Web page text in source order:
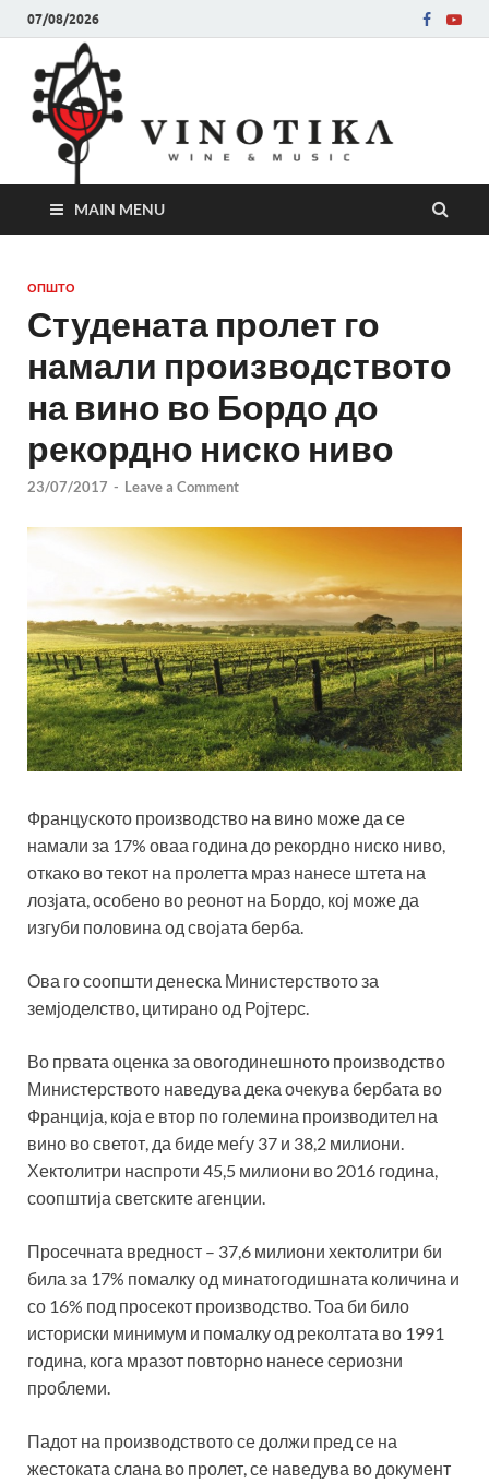
07/08/2026
MAIN MENU
ОПШТО
Студената пролет го
намали производството
на вино во Бордо до
рекордно ниско ниво
23/07/2017 - Leave a Comment
Француското производство на вино може да се
намали за 17% оваа година до рекордно ниско ниво,
откако во текот на пролетта мраз нанесе штета на
лозјата, особено во реонот на Бордо, кој може да
изгуби половина од својата берба.
Ова го соопшти денеска Министерството за
земјоделство, цитирано од Ројтерс.
Во првата оценка за овогодинешното производство
Министерството наведува дека очекува бербата во
Франција, која е втор по големина производител на
вино во светот, да биде меѓу 37 и 38,2 милиони.
Хектолитри наспроти 45,5 милиони во 2016 година,
соопштија светските агенции.
Просечната вредност – 37,6 милиони хектолитри би
била за 17% помалку од минатогодишната количина и
со 16% под просекот производство. Тоа би било
историски минимум и помалку од реколтата во 1991
година, кога мразот повторно нанесе сериозни
проблеми.
Падот на производството се должи пред се на
жестоката слана во пролет, се наведува во документ